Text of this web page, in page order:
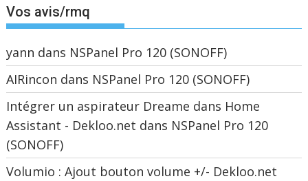
Vos avis/rmq
yann dans NSPanel Pro 120 (SONOFF)
AIRincon dans NSPanel Pro 120 (SONOFF)
Intégrer un aspirateur Dreame dans Home
Assistant - Dekloo.net dans NSPanel Pro 120
(SONOFF)
Volumio : Ajout bouton volume +/- Dekloo.net